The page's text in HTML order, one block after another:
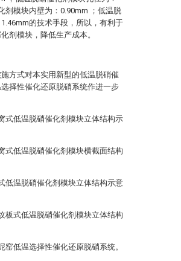
剂模块内壁为：0.90mm ；低温脱
的技术手段，所以，有利于
剂模块，降低生产成本。
方式对本实用新型的低温脱硝催
择性催化还原脱硝系统作进一步
式低温脱硝催化剂模块立体结构示
式低温脱硝催化剂模块横截面结构
低温脱硝催化剂模块立体结构示意
板式低温脱硝催化剂模块立体结构
窑低温选择性催化还原脱硝系统。